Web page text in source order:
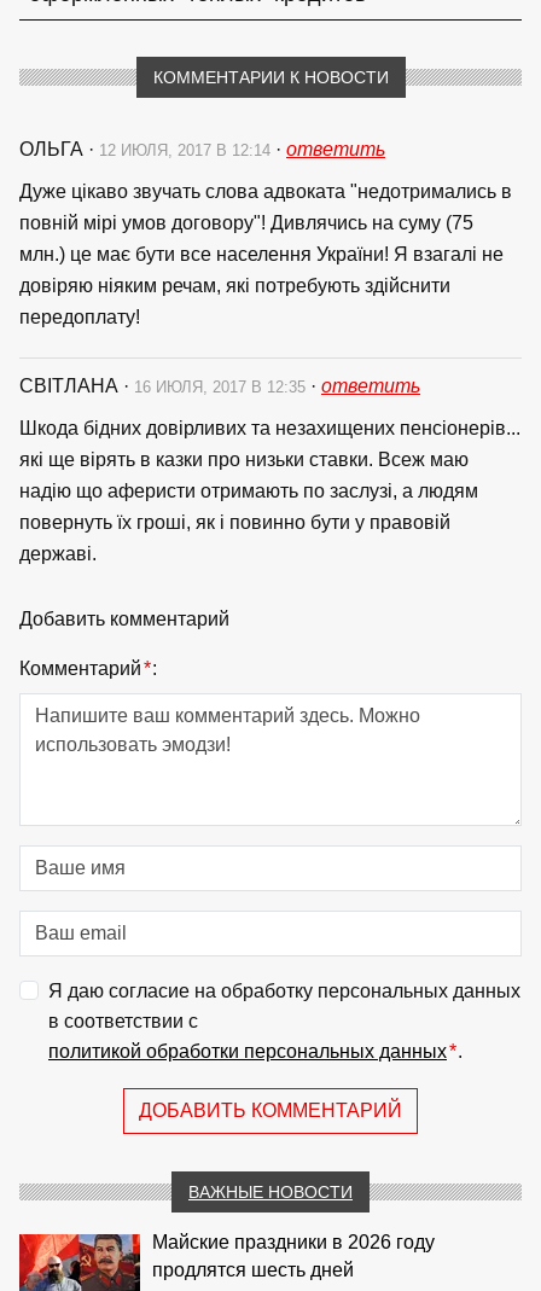
КОММЕНТАРИИ К НОВОСТИ
ОЛЬГА · 12 ИЮЛЯ, 2017 В 12:14 · ответить
Дуже цікаво звучать слова адвоката "недотримались в
повній мірі умов договору"! Дивлячись на суму (75
млн.) це має бути все населення України! Я взагалі не
довіряю ніяким речам, які потребують здійснити
передоплату!
СВІТЛАНА · 16 ИЮЛЯ, 2017 В 12:35 · ответить
Шкода бідних довірливих та незахищених пенсіонерів...
які ще вірять в казки про низьки ставки. Всеж маю
надію що аферисти отримають по заслузі, а людям
повернуть їх гроші, як і повинно бути у правовій
державі.
Добавить комментарий
Комментарий*:
Я даю согласие на обработку персональных данных
в соответствии с
политикой обработки персональных данных*.
ДОБАВИТЬ КОММЕНТАРИЙ
ВАЖНЫЕ НОВОСТИ
Майские праздники в 2026 году
продлятся шесть дней